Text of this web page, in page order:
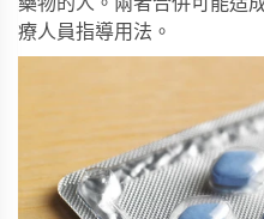
療人員指導用法。